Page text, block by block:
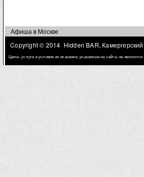
Афиша в Москве
Copyright © 2014 Hidden BAR, Камергерский
Цены, услуги и условия их оказания, указанные на сайте, не